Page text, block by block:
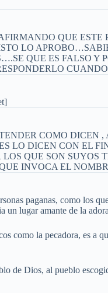
QUE ESTE
LO
QUE ES FALSO Y
COMO DICEN
LO DICEN CON EL
QUE SON SUYOS
INVOCA EL
paganas, como los
un lugar amante de la
como la pecadora, es a
de Dios, al pueblo